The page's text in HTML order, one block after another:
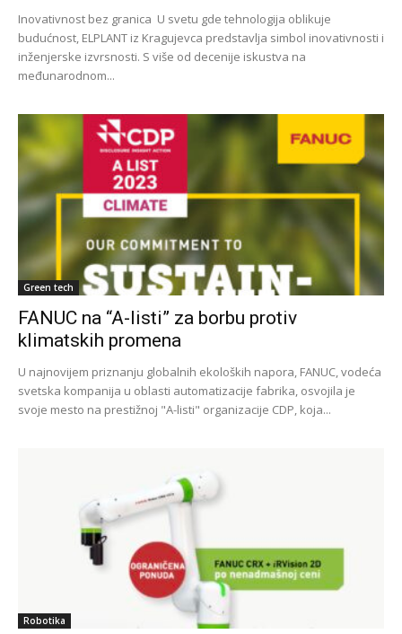
Inovativnost bez granica U svetu gde tehnologija oblikuje
budućnost, ELPLANT iz Kragujevca predstavlja simbol inovativnosti i
inženjerske izvrsnosti. S više od decenije iskustva na
međunarodnom...
Green tech
FANUC na “A-listi” za borbu protiv
klimatskih promena
U najnovijem priznanju globalnih ekoloških napora, FANUC, vodeća
svetska kompanija u oblasti automatizacije fabrika, osvojila je
svoje mesto na prestižnoj "A-listi" organizacije CDP, koja...
Robotika